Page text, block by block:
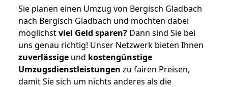
Sie planen einen Umzug von Bergisch Gladbach
nach Bergisch Gladbach und möchten dabei
möglichstviel Geld sparen? Dann sind Sie bei
uns genau richtig! Unser Netzwerk bieten Ihnen
zuverlässige und kostengünstige
Umzugsdienstleistungen zu fairen Preisen,
damit Sie sich um nichts anderes als die